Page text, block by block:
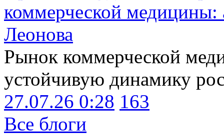
коммерческой медицины:
Леонова
Рынок коммерческой
устойчивую динамику
27.07.26 0:28 163
Все блоги